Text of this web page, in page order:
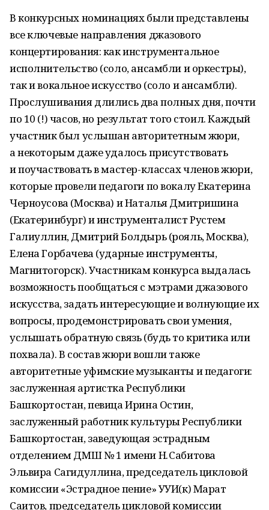
В конкурсных номинациях были представлены
все ключевые направления джазового
концертирования: как инструментальное
исполнительство (соло, ансамбли и оркестры),
так и вокальное искусство (соло и ансамбли).
Прослушивания длились два полных дня, почти
по 10 (!) часов, но результат того стоил. Каждый
участник был услышан авторитетным жюри,
а некоторым даже удалось присутствовать
и поучаствовать в мастер-классах членов жюри,
которые провели педагоги по вокалу Екатерина
Черноусова (Москва) и Наталья Дмитришина
(Екатеринбург) и инструменталист Рустем
Галиуллин, Дмитрий Болдырь (рояль, Москва),
Елена Горбачева (ударные инструменты,
Магнитогорск). Участникам конкурса выдалась
возможность пообщаться с мэтрами джазового
искусства, задать интересующие и волнующие их
вопросы, продемонстрировать свои умения,
услышать обратную связь (будь то критика или
похвала). В состав жюри вошли также
авторитетные уфимские музыканты и педагоги:
заслуженная артистка Республики
Башкортостан, певица Ирина Остин,
заслуженный работник культуры Республики
Башкортостан, заведующая эстрадным
отделением ДМШ № 1 имени Н. Сабитова
Эльвира Сагидуллина, председатель цикловой
комиссии «Эстрадное пение» УУИ(к) Марат
Саитов, председатель цикловой комиссии